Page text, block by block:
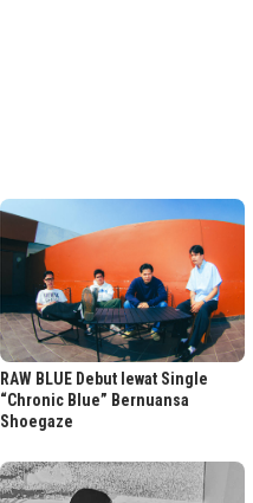
RAW BLUE Debut lewat Single
“Chronic Blue” Bernuansa
Shoegaze